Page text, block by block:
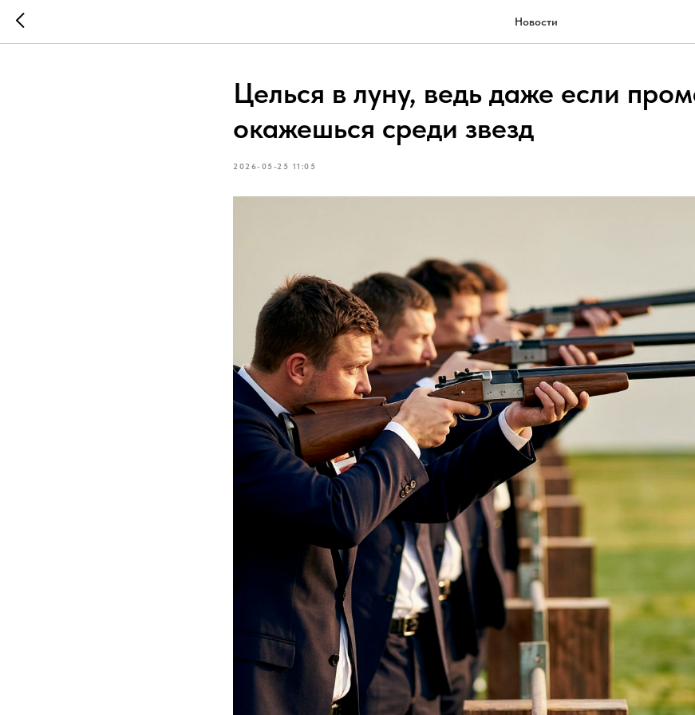
Новости
Целься в луну, ведь даже если
окажешься среди звезд
2026-05-25 11:05